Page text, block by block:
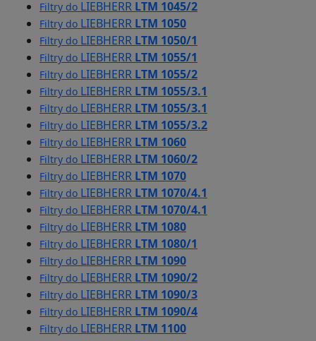
Filtry do LIEBHERR LTM 1045/2
Filtry do LIEBHERR LTM 1050
Filtry do LIEBHERR LTM 1050/1
Filtry do LIEBHERR LTM 1055/1
Filtry do LIEBHERR LTM 1055/2
Filtry do LIEBHERR LTM 1055/3.1
Filtry do LIEBHERR LTM 1055/3.1
Filtry do LIEBHERR LTM 1055/3.2
Filtry do LIEBHERR LTM 1060
Filtry do LIEBHERR LTM 1060/2
Filtry do LIEBHERR LTM 1070
Filtry do LIEBHERR LTM 1070/4.1
Filtry do LIEBHERR LTM 1070/4.1
Filtry do LIEBHERR LTM 1080
Filtry do LIEBHERR LTM 1080/1
Filtry do LIEBHERR LTM 1090
Filtry do LIEBHERR LTM 1090/2
Filtry do LIEBHERR LTM 1090/3
Filtry do LIEBHERR LTM 1090/4
Filtry do LIEBHERR LTM 1100